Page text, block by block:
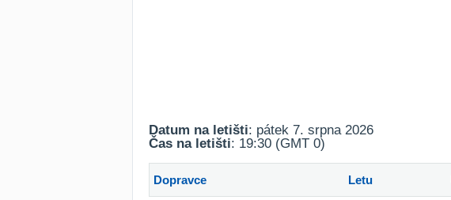
Datum na letišti: pátek 7. srpna 2026
Čas na letišti: 19:30 (GMT 0)
Dopravce Letu